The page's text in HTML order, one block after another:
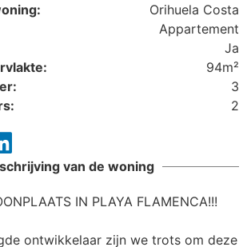
Orihuela Costa
Appartement
Ja
94m²
3
2
van de woning
IN PLAYA FLAMENCA!!!